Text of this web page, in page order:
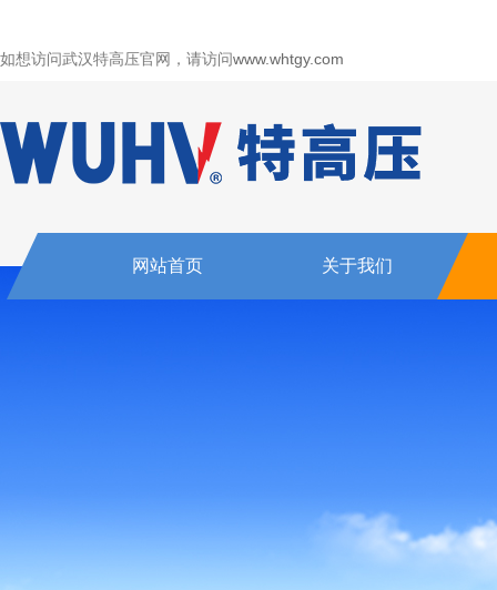
如想访问武汉特高压官网，请访问www.whtgy.com
网站首页 关于我们